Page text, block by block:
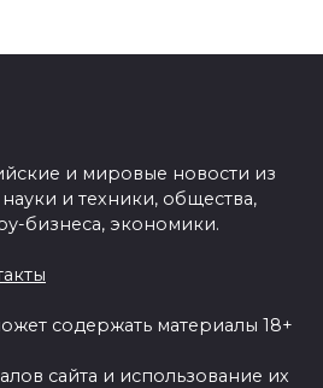
и мировые новости из
и техники, общества,
бизнеса, экономики.
содержать материалы 18+
сайта и использование их